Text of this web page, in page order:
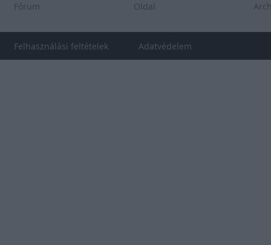
Fórum
Oldal
Felhasználási feltételek Adatvédelem